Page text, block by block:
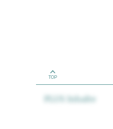
TOP
PLUS Inhalte